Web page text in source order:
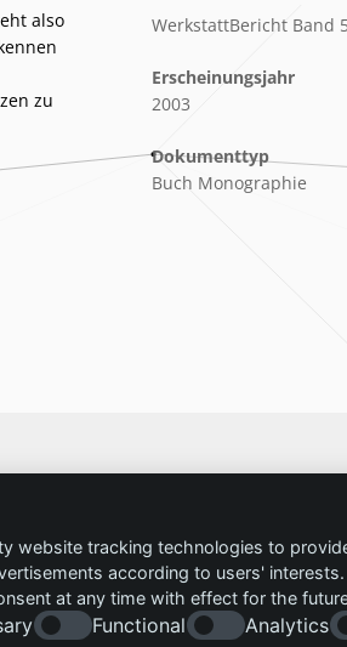
also
zu
WerkstattBericht Band
Erscheinungsjahr
2003
Dokumenttyp
Buch Monographie
website tracking technologies to
according to users'
at any time with effect for the
Functional Analytics
Impressum
Kontakt
Impressum
Datenschutzerklärung
Folgen